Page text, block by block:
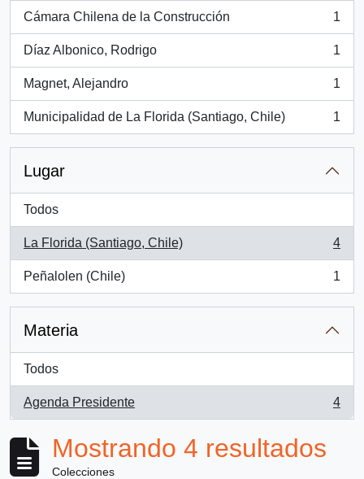
Cámara Chilena de la Construcción
, 1 resultados
1
Díaz Albonico, Rodrigo
, 1 resultados
1
Magnet, Alejandro
, 1 resultados
1
Municipalidad de La Florida (Santiago, Chile)
, 1 resultados
1
Lugar
Todos
La Florida (Santiago, Chile)
, 4 resultados
4
Peñalolen (Chile)
, 1 resultados
1
Materia
Todos
Agenda Presidente
, 4 resultados
4
Mostrando 4 resultados
Colecciones